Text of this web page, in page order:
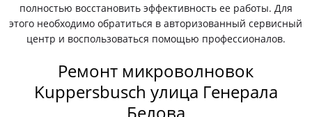
полностью восстановить эффективность ее работы. Для
этого необходимо обратиться в авторизованный сервисный
центр и воспользоваться помощью профессионалов.
Ремонт микроволновок
Kuppersbusch улица Генерала